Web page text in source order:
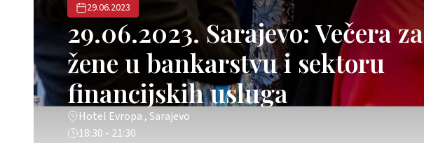
29.06.2023
29.06.2023. Sarajevo: Večera za
žene u bankarstvu i sektoru
financijskih usluga
Hotel Evropa , Sarajevo
18:30 - 21:30